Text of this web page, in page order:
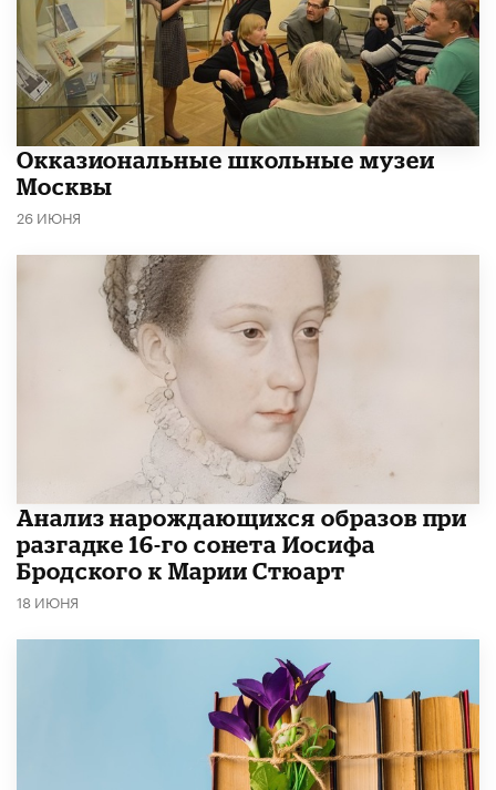
​Окказиональные школьные музеи
Москвы
26 ИЮНЯ
Анализ нарождающихся образов при
разгадке 16-го сонета Иосифа
Бродского к Марии Стюарт
18 ИЮНЯ